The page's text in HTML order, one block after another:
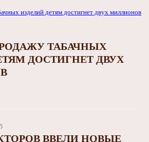
ТАБАЧНЫХ
ДОСТИГНЕТ ДВУХ
ВВЕЛИ НОВЫЕ